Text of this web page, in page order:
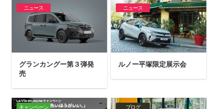
ニュース
グランカングー第３弾発
売
ニュース
ルノー平塚限定展示会
キャンペーン ブログ